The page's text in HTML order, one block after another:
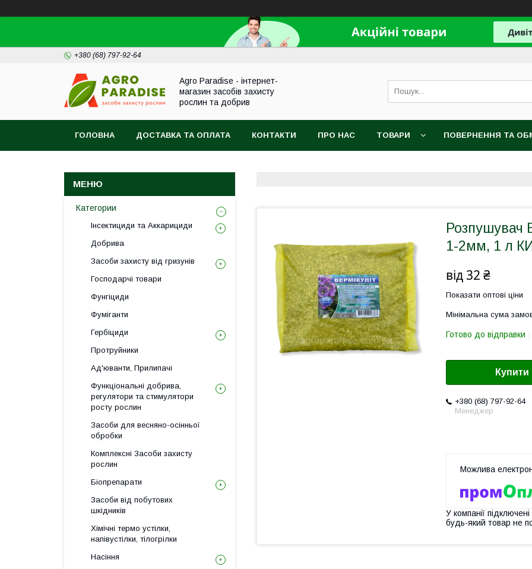
+380 (68) 797-92-64
Agro Paradise - інтернет-
магазин засобів захисту
рослин та добрив
ГОЛОВНА ДОСТАВКА ТА ОПЛАТА КОНТАКТИ ПРО НАС ТОВАРИ ПОВЕРНЕННЯ ТА
Розпушувач
1-2мм, 1 л
від 32 ₴
Показати оптові ціни
Мінімальна сума
Готово до відправки
Купити
+380 (68) 797-92-64
Менеджер
У компанії
будь-який товар не
Категории
Інсектициди та Аккарициди
Добрива
Засоби захисту від гризунів
Господарчі товари
Фунгіциди
Фуміганти
Гербіциди
Протруйники
Ад'юванти, Прилипачі
Функціональні добрива,
регулятори та стимулятори
росту рослин
Засоби для весняно-осінньої
обробки
Комплексні Засоби захисту
рослин
Біопрепарати
Засоби від побутових
шкідників
Хімічні термо устілки,
напівустілки, тілогрілки
Насіння